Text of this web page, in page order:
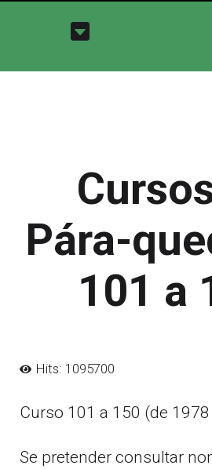
Pára-
101 a
Hits: 1095700
Curso 101 a 150 (de
Se pretender consultar